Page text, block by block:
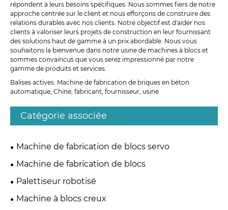
répondent à leurs besoins spécifiques. Nous sommes fiers de notre
approche centrée sur le client et nous efforçons de construire des
relations durables avec nos clients. Notre objectif est d'aider nos
clients à valoriser leurs projets de construction en leur fournissant
des solutions haut de gamme à un prix abordable. Nous vous
souhaitons la bienvenue dans notre usine de machines à blocs et
sommes convaincus que vous serez impressionné par notre
gamme de produits et services.
Balises actives: Machine de fabrication de briques en béton
automatique, Chine, fabricant, fournisseur, usine
Catégorie associée
Machine de fabrication de blocs servo
Machine de fabrication de blocs
Palettiseur robotisé
Machine à blocs creux